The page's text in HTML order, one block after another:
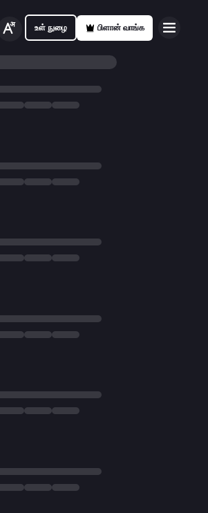
உள் நுழை பிளான் வாங்க